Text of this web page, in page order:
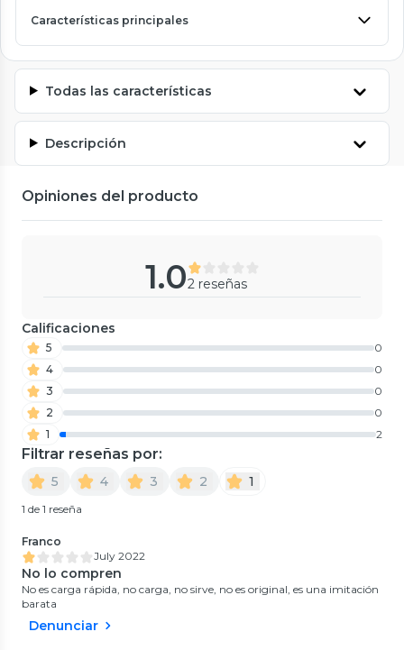
Características principales
Todas las características
Descripción
Opiniones del producto
1.02 reseñas
Calificaciones
5
0
4
0
3
0
2
0
1
2
Filtrar reseñas por:
5 4 3 2 1
1 de 1 reseña
Franco
July 2022
No lo compren
No es carga rápida, no carga, no sirve, no es original, es una imitación
barata
Denunciar